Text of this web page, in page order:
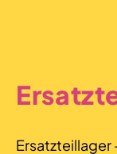
Ersatzteillager